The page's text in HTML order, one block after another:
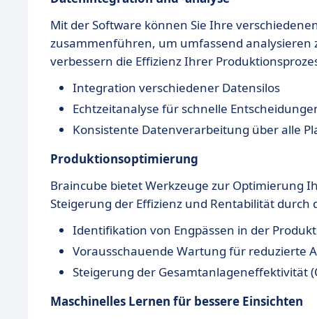
Mit der Software können Sie Ihre
zusammenführen, um umfassend analysieren
verbessern die Effizienz Ihrer
Integration verschiedener Datensilos
Echtzeitanalyse für schnelle
Konsistente Datenverarbeitung über alle
Produktionsoptimierung
Braincube bietet Werkzeuge zur Optimierung
Steigerung der Effizienz und Rentabilität
Identifikation von Engpässen in der
Vorausschauende Wartung für reduzierte
Steigerung der Gesamtanlageneffektivität
Maschinelles Lernen für bessere Einsichten